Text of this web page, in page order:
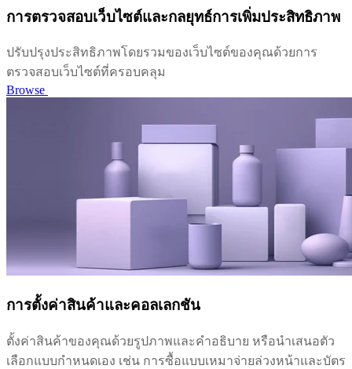
การตรวจสอบเว็บไซต์และกลยุทธ์การเพิ่มประสิทธิภาพ
ปรับปรุงประสิทธิภาพโดยรวมของเว็บไซต์ของคุณด้วยการ
ตรวจสอบเว็บไซต์ที่ครอบคลุม
Browse
การตั้งค่าสินค้าและคอลเลกชัน
ตั้งค่าสินค้าของคุณด้วยรูปภาพและคำอธิบาย หรือนำเสนอตัว
เลือกแบบกำหนดเอง เช่น การซื้อแบบเหมาจ่ายล่วงหน้าและบัตร